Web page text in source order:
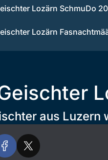
Lozärn SchmuDo
Lozärn
aus Luzern